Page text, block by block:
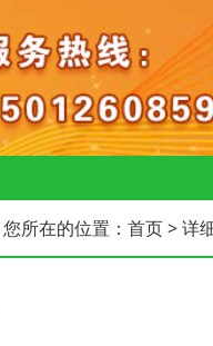
您所在的位置： 首页> 详